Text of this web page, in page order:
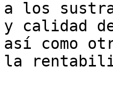
a los
y calidad
así como
la